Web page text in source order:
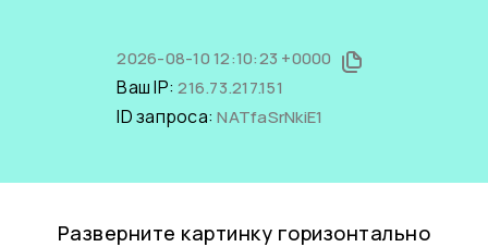
2026-08-10 12:10:23 +0000
Ваш IP:216.73.217.151
ID запроса:NATfaSrNkiE1
Разверните картинку горизонтально